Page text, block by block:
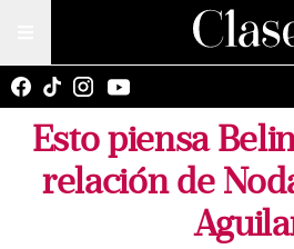
Esto piensa
relación de